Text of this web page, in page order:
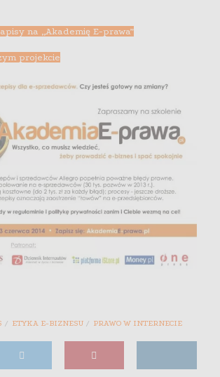
na „Akademię E-prawa”
projekcie
ETYKA E-BIZNESU PRAWO W INTERNECIE